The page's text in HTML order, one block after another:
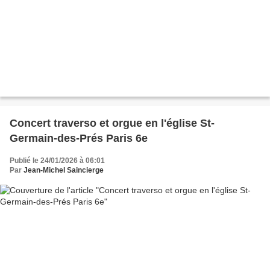
Concert traverso et orgue en l'église St-
Germain-des-Prés Paris 6e
Publié le 24/01/2026 à 06:01
Par Jean-Michel Saincierge